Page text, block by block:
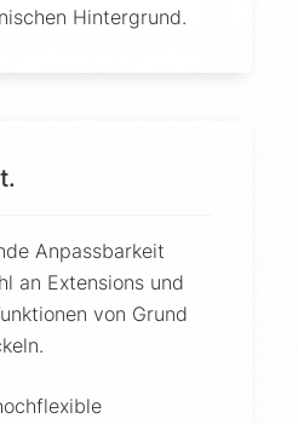
Hintergrund.
Anpassbarkeit
an Extensions und
von Grund